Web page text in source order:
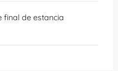
final de estancia